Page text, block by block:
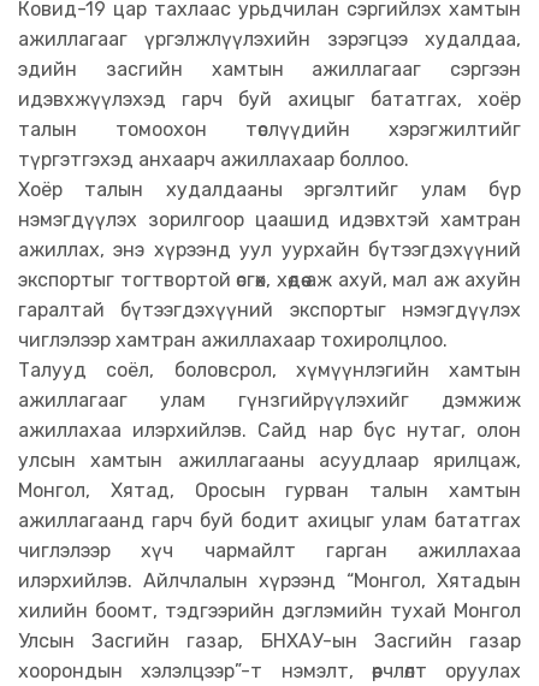
Ковид-19 цар тахлаас урьдчилан сэргийлэх хамтын
ажиллагааг үргэлжлүүлэхийн зэрэгцээ худалдаа,
эдийн засгийн хамтын ажиллагааг сэргээн
идэвхжүүлэхэд гарч буй ахицыг бататгах, хоёр
талын томоохон төслүүдийн хэрэгжилтийг
түргэтгэхэд анхаарч ажиллахаар боллоо.
Хоёр талын худалдааны эргэлтийг улам бүр
нэмэгдүүлэх зорилгоор цаашид идэвхтэй хамтран
ажиллах, энэ хүрээнд уул уурхайн бүтээгдэхүүний
экспортыг тогтвортой өсгөх, хөдөө аж ахуй, мал аж ахуйн
гаралтай бүтээгдэхүүний экспортыг нэмэгдүүлэх
чиглэлээр хамтран ажиллахаар тохиролцлоо.
Талууд соёл, боловсрол, хүмүүнлэгийн хамтын
ажиллагааг улам гүнзгийрүүлэхийг дэмжиж
ажиллахаа илэрхийлэв. Сайд нар бүс нутаг, олон
улсын хамтын ажиллагааны асуудлаар ярилцаж,
Монгол, Хятад, Оросын гурван талын хамтын
ажиллагаанд гарч буй бодит ахицыг улам бататгах
чиглэлээр хүч чармайлт гарган ажиллахаа
илэрхийлэв. Айлчлалын хүрээнд “Монгол, Хятадын
хилийн боомт, тэдгээрийн дэглэмийн тухай Монгол
Улсын Засгийн газар, БНХАУ-ын Засгийн газар
хоорондын хэлэлцээр”-т нэмэлт, өөрчлөлт оруулах